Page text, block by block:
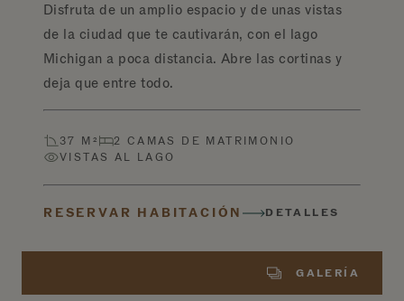
Disfruta de un amplio espacio y de unas vistas
de la ciudad que te cautivarán, con el lago
Michigan a poca distancia. Abre las cortinas y
deja que entre todo.
37 M²
2 CAMAS DE MATRIMONIO
VISTAS AL LAGO
RESERVAR HABITACIÓN DETALLES
GALERÍA